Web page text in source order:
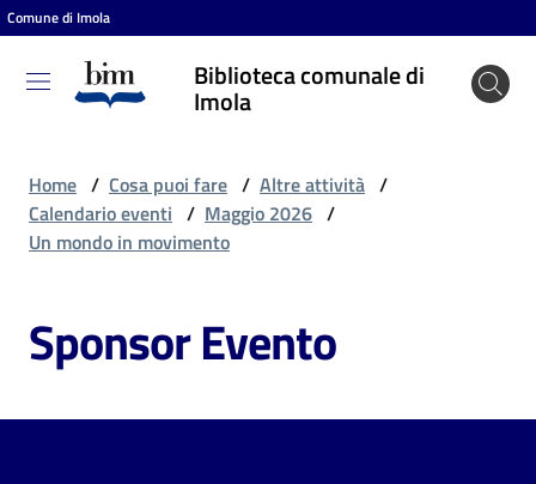
Vai al contenuto
Vai alla navigazione
Vai al footer
Comune di Imola
Biblioteca comunale di
Imola
Biblioteca
comunale
Cosa
fare
Home / Cosa puoi fare / Altre attività /
Calendario eventi / Maggio 2026 /
Un mondo in movimento
Sponsor Evento